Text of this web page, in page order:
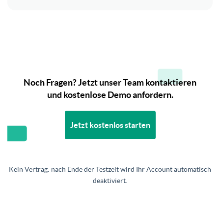
Noch Fragen? Jetzt unser Team kontaktieren
und kostenlose Demo anfordern.
Jetzt kostenlos starten
Kein Vertrag: nach Ende der Testzeit wird Ihr Account automatisch
deaktiviert.